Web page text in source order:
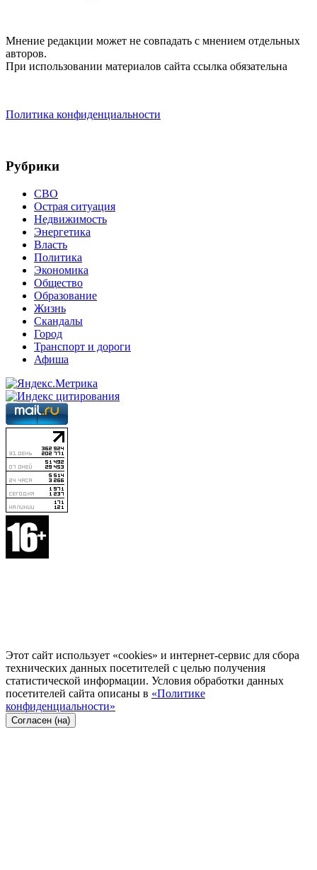
Мнение редакции может не совпадать с мнением отдельных
авторов.
При использовании материалов сайта ссылка обязательна
Политика конфиденциальности
Рубрики
СВО
Острая ситуация
Недвижимость
Энергетика
Власть
Политика
Экономика
Общество
Образование
Жизнь
Скандалы
Город
Транспорт и дороги
Афиша
Этот сайт использует «cookies» и интернет-сервис для сбора
технических данных посетителей с целью получения
статистической информации. Условия обработки данных
посетителей сайта описаны в «Политике
конфиденциальности»
Согласен (на)